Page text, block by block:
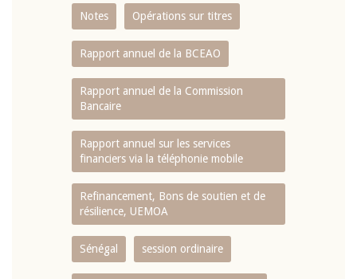
Notes Opérations sur titres
Rapport annuel de la BCEAO
Rapport annuel de la Commission
Bancaire
Rapport annuel sur les services
financiers via la téléphonie mobile
Refinancement, Bons de soutien et de
résilience, UEMOA
Sénégal session ordinaire